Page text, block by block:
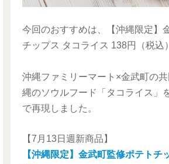
今回のおすすめは、【沖縄限定】
チップス タコライス 138円（税込
沖縄ファミリーマート×金武町の
縄のソウルフード「タコライス」
で再現しました。
【7月13日週新商品】
【沖縄限定】金武町監修ポテトチ